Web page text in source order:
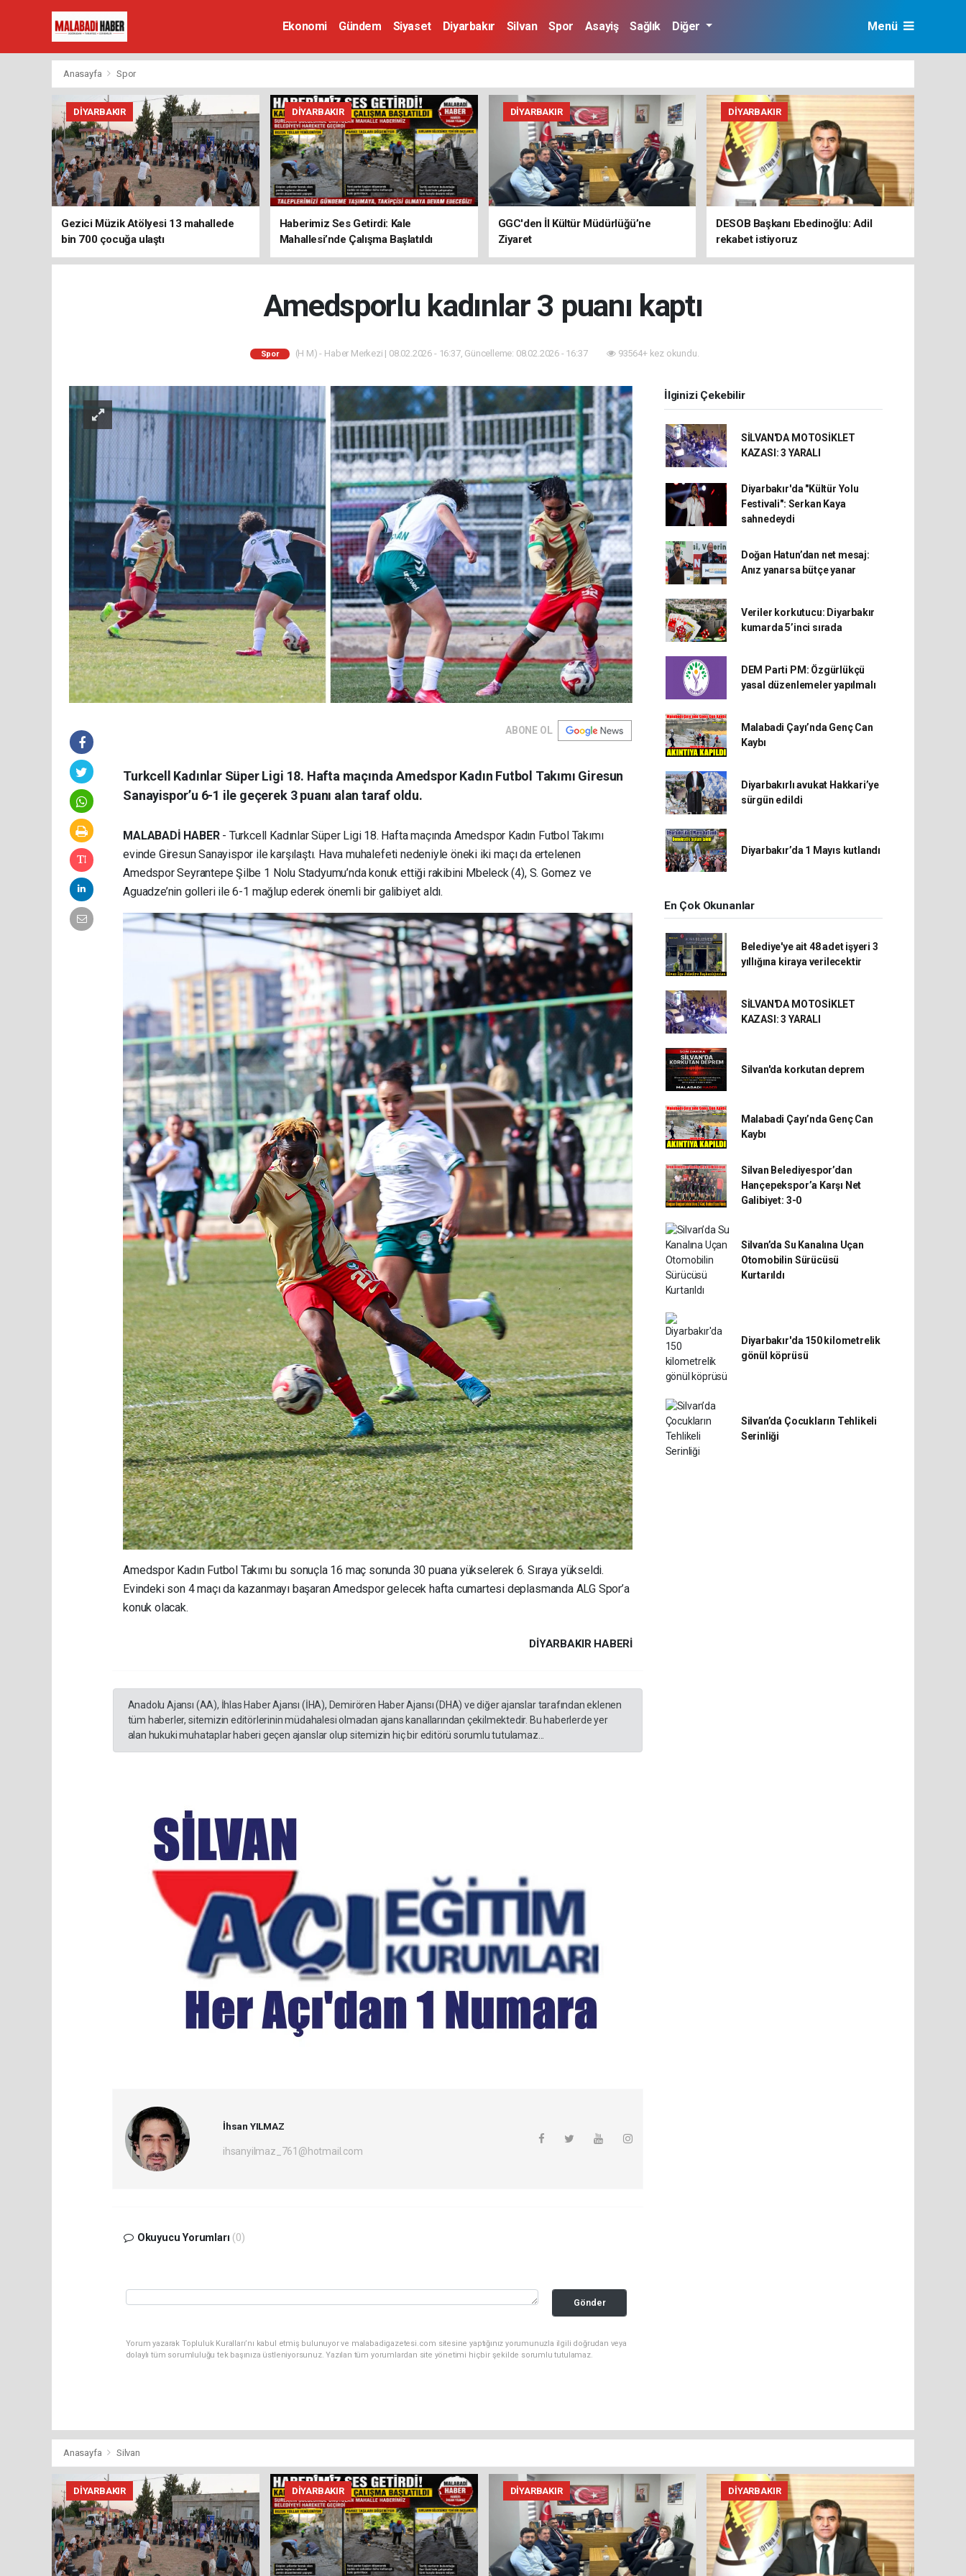
Ekonomi Gündem Siyaset Diyarbakır Silvan Spor Asayiş Sağlık Diğer Menü
Anasayfa Spor
DIYARBAKIR
Gezici Müzik Atölyesi 13 mahallede
bin 700 çocuğa ulaştı
DIYARBAKIR
Haberimiz Ses Getirdi: Kale
Mahallesi’nde Çalışma Başlatıldı
DIYARBAKIR
GGC'den İl Kültür Müdürlüğü’ne
Ziyaret
DIYARBAKIR
DESOB Başkanı Ebedinoğlu: Adil
rekabet istiyoruz
Amedsporlu kadınlar 3 puanı kaptı
Spor (H M) - Haber Merkezi | 08.02.2026 - 16:37, Güncelleme: 08.02.2026 - 16:37 93564+ kez okundu.
ABONE OL
Turkcell Kadınlar Süper Ligi 18. Hafta maçında Amedspor Kadın Futbol Takımı Giresun
Sanayispor’u 6-1 ile geçerek 3 puanı alan taraf oldu.
MALABADİ HABER- Turkcell Kadınlar Süper Ligi 18. Hafta maçında Amedspor Kadın Futbol Takımı
evinde Giresun Sanayispor ile karşılaştı. Hava muhalefeti nedeniyle öneki iki maçı da ertelenen
Amedspor Seyrantepe Şilbe 1 Nolu Stadyumu’nda konuk ettiği rakibini Mbeleck (4), S. Gomez ve
Aguadze’nin golleri ile 6-1 mağlup ederek önemli bir galibiyet aldı.
Amedspor Kadın Futbol Takımı bu sonuçla 16 maç sonunda 30 puana yükselerek 6. Sıraya yükseldi.
Evindeki son 4 maçı da kazanmayı başaran Amedspor gelecek hafta cumartesi deplasmanda ALG Spor’a
konuk olacak.
DIYARBAKIR HABERİ
Anadolu Ajansı (AA), İhlas Haber Ajansı (İHA), Demirören Haber Ajansı (DHA) ve diğer ajanslar tarafından eklenen
tüm haberler, sitemizin editörlerinin müdahalesi olmadan ajans kanallarından çekilmektedir. Bu haberlerde yer
alan hukuki muhataplar haberi geçen ajanslar olup sitemizin hiç bir editörü sorumlu tutulamaz...
İhsan YILMAZ
ihsanyilmaz_761@hotmail.com
Okuyucu Yorumları (0)
Gönder
Yorum yazarak Topluluk Kuralları’nı kabul etmiş bulunuyor ve malabadigazetesi.com sitesine yaptığınız yorumunuzla ilgili doğrudan veya
dolaylı tüm sorumluluğu tek başınıza üstleniyorsunuz. Yazılan tüm yorumlardan site yönetimi hiçbir şekilde sorumlu tutulamaz.
İlginizi Çekebilir
SİLVAN'DA MOTOSİKLET
KAZASI: 3 YARALI
Diyarbakır'da "Kültür Yolu
Festivali": Serkan Kaya
sahnedeydi
Doğan Hatun’dan net mesaj:
Anız yanarsa bütçe yanar
Veriler korkutucu: Diyarbakır
kumarda 5’inci sırada
DEM Parti PM: Özgürlükçü
yasal düzenlemeler yapılmalı
Malabadi Çayı’nda Genç Can
Kaybı
Diyarbakırlı avukat Hakkari’ye
sürgün edildi
Diyarbakır’da 1 Mayıs kutlandı
En Çok Okunanlar
Belediye'ye ait 48 adet işyeri 3
yıllığına kiraya verilecektir
SİLVAN'DA MOTOSİKLET
KAZASI: 3 YARALI
Silvan'da korkutan deprem
Malabadi Çayı’nda Genç Can
Kaybı
Silvan Belediyespor’dan
Hançepekspor’a Karşı Net
Galibiyet: 3-0
Silvan’da Su Kanalına Uçan
Otomobilin Sürücüsü
Kurtarıldı
Diyarbakır'da 150 kilometrelik
gönül köprüsü
Silvan’da Çocukların Tehlikeli
Serinliği
Anasayfa Silvan
DIYARBAKIR DIYARBAKIR DIYARBAKIR DIYARBAKIR